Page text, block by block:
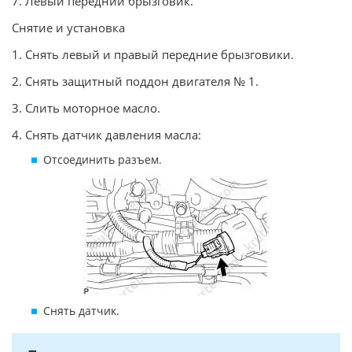
Снятие и установка
1. Снять левый и правый передние брызговики.
2. Снять защитный поддон двигателя № 1.
3. Слить моторное масло.
4. Снять датчик давления масла:
Отсоединить разъем.
Снять датчик.